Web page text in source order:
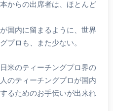
からの出席者は、ほとんど
国内に留まるように、世界
プロも、また少ない。
米のティーチングプロ界の
のティーチングプロが国内
るためのお手伝いが出来れ